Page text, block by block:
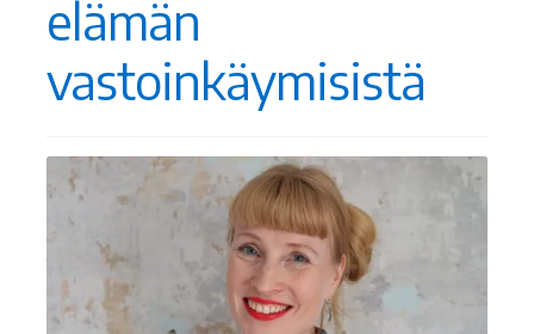
Saavutettavuusseloste
elämän
vastoinkäymisistä